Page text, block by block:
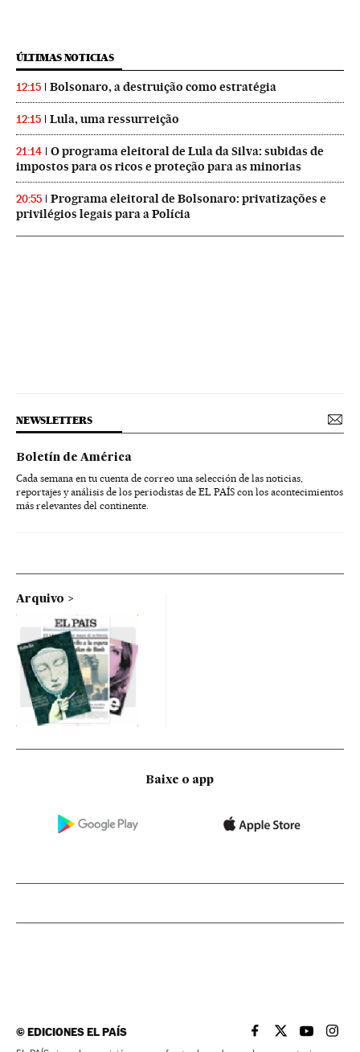
ÚLTIMAS NOTICIAS
12:15 Bolsonaro, a destruição como estratégia
12:15 Lula, uma ressurreição
21:14
O programa eleitoral de Lula da Silva: subidas de
impostos para os ricos e proteção para as minorias
20:55
Programa eleitoral de Bolsonaro: privatizações e
privilégios legais para a Polícia
NEWSLETTERS
Boletín de América
Cada semana en tu cuenta de correo una selección de las noticias,
reportajes y análisis de los periodistas de EL PAÍS con los acontecimientos
más relevantes del continente.
Arquivo
Baixe o app
©EDICIONES EL PAÍS EL PAÍS BRASIL EN
EL PAÍSEL PAÍS
EL